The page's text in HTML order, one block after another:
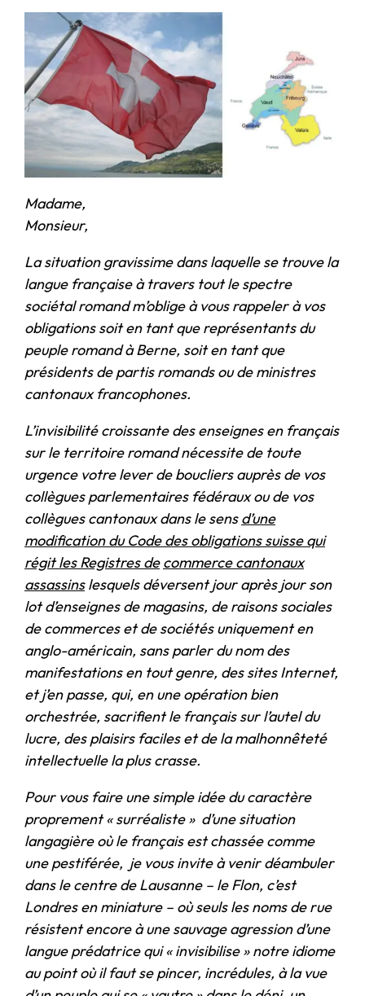
Madame,
Monsieur,
La situation gravissime dans laquelle se trouve la
langue française à travers tout le spectre
sociétal romand m’oblige à vous rappeler à vos
obligations soit en tant que représentants du
peuple romand à Berne, soit en tant que
présidents de partis romands ou de ministres
cantonaux francophones.
L’invisibilité croissante des enseignes en français
sur le territoire romand nécessite de toute
urgence votre lever de boucliers auprès de vos
collègues parlementaires fédéraux ou de vos
collègues cantonaux dans le sensd’une
modification du Code des obligations suisse qui
régit les Registres de commerce cantonaux
assassinslesquels déversent jour après jour son
lot d’enseignes de magasins, de raisons sociales
de commerces et de sociétés uniquement en
anglo-américain, sans parler du nom des
manifestations en tout genre, des sites Internet,
et j’en passe, qui, en une opération bien
orchestrée, sacrifient le français sur l’autel du
lucre, des plaisirs faciles et de la malhonnêteté
intellectuelle la plus crasse.
Pour vous faire une simple idée du caractère
proprement « surréaliste » d’une situation
langagière où le français est chassée comme
une pestiférée, je vous invite à venir déambuler
dans le centre de Lausanne – le Flon, c’est
Londres en miniature – où seuls les noms de rue
résistent encore à une sauvage agression d’une
langue prédatrice qui « invisibilise » notre idiome
au point où il faut se pincer, incrédules, à la vue